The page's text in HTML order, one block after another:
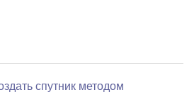
спутник методом